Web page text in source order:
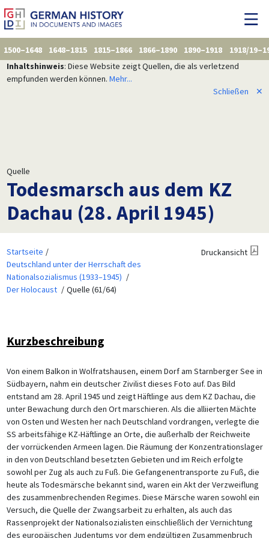
1500–1648 1648–1815 1815–1866 1866–1890 1890–1918
1918/
Inhaltshinweis: Diese Website zeigt Quellen, die als verletzend
empfunden werden können. Mehr...
Schließen
✕
Quelle
Todesmarsch aus dem KZ
Dachau (28. April 1945)
Startseite
Deutschland unter der Herrschaft des
Nationalsozialismus (1933–1945)
Der Holocaust
Quelle (61/64)
Druckansicht
Kurzbeschreibung
Von einem Balkon in Wolfratshausen, einem Dorf am Starnberger See in
Südbayern, nahm ein deutscher Zivilist dieses Foto auf. Das Bild
entstand am 28. April 1945 und zeigt Häftlinge aus dem KZ Dachau, die
unter Bewachung durch den Ort marschieren. Als die alliierten Mächte
von Osten und Westen her nach Deutschland vordrangen, verlegte die
SS arbeitsfähige KZ-Häftlinge an Orte, die außerhalb der Reichweite
der vorrückenden Armeen lagen. Die Räumung der Konzentrationslager
in den von Deutschland besetzten Gebieten und im Reich erfolgte
sowohl per Zug als auch zu Fuß. Die Gefangenentransporte zu Fuß, die
heute als Todesmärsche bekannt sind, waren ein Akt der Verzweiflung
des zusammenbrechenden Regimes. Diese Märsche waren sowohl ein
Versuch, die Quelle der Zwangsarbeit zu erhalten, als auch das
Rassenprojekt der Nationalsozialisten einschließlich der Vernichtung
des europäischen Judentums vor dem endgültigen Zusammenbruch